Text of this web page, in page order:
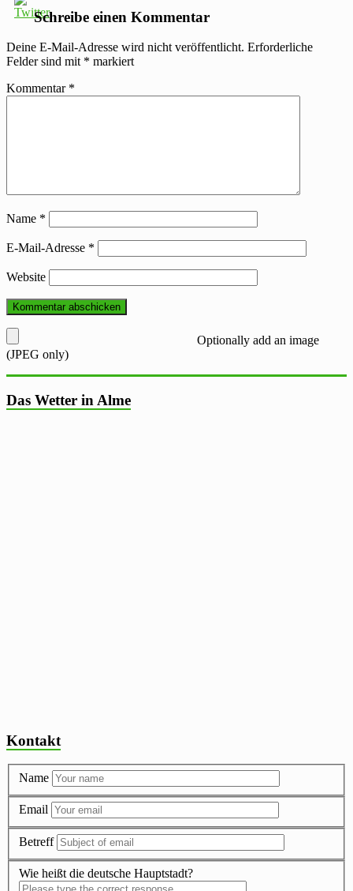
Schreibe einen Kommentar
Deine E-Mail-Adresse wird nicht veröffentlicht. Erforderliche
Felder sind mit * markiert
Kommentar *
Name *
E-Mail-Adresse *
Website
Optionally add an image
(JPEG only)
Das Wetter in Alme
Kontakt
Name
Email
Betreff
Wie heißt die deutsche Hauptstadt?